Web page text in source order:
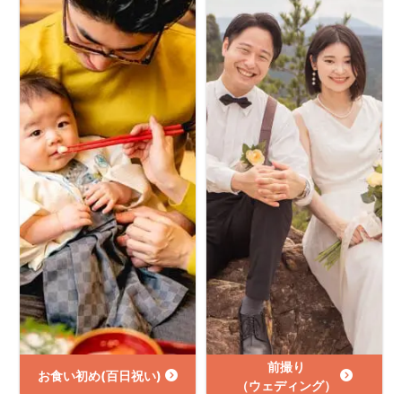
お食い初め(百日祝い)
前撮り
（ウェディング）